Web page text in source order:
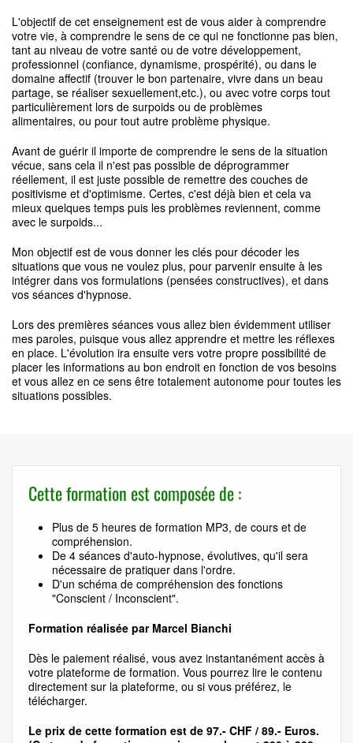
L'objectif de cet enseignement est de vous aider à comprendre
votre vie, à comprendre le sens de ce qui ne fonctionne pas bien,
tant au niveau de votre santé ou de votre développement,
professionnel (confiance, dynamisme, prospérité), ou dans le
domaine affectif (trouver le bon partenaire, vivre dans un beau
partage, se réaliser sexuellement,etc.), ou avec votre corps tout
particulièrement lors de surpoids ou de problèmes
alimentaires, ou pour tout autre problème physique.
Avant de guérir il importe de comprendre le sens de la situation
vécue, sans cela il n'est pas possible de déprogrammer
réellement, il est juste possible de remettre des couches de
positivisme et d'optimisme. Certes, c'est déjà bien et cela va
mieux quelques temps puis les problèmes reviennent, comme
avec le surpoids...
Mon objectif est de vous donner les clés pour décoder les
situations que vous ne voulez plus, pour parvenir ensuite à les
intégrer dans vos formulations (pensées constructives), et dans
vos séances d'hypnose.
Lors des premières séances vous allez bien évidemment utiliser
mes paroles, puisque vous allez apprendre et mettre les réflexes
en place. L'évolution ira ensuite vers votre propre possibilité de
placer les informations au bon endroit en fonction de vos besoins
et vous allez en ce sens être totalement autonome pour toutes les
situations possibles.
Cette formation est composée de :
Plus de 5 heures de formation MP3, de cours et de
compréhension.
De 4 séances d'auto-hypnose, évolutives, qu'il sera
nécessaire de pratiquer dans l'ordre.
D'un schéma de compréhension des fonctions
"Conscient / Inconscient".
Formation réalisée par Marcel Bianchi
Dès le paiement réalisé, vous avez instantanément accès à
votre plateforme de formation. Vous pourrez lire le contenu
directement sur la plateforme, ou si vous préférez, le
télécharger.
Le prix de cette formation est de 97.- CHF / 89.- Euros.